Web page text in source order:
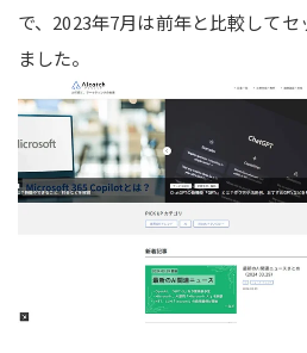
で、2023年7月は前年と比較して
ました。